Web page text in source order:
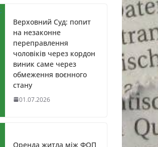
Верховний Суд: попит
на незаконне
переправлення
чоловіків через кордон
виник саме через
обмеження воєнного
стану
01.07.2026
Оренда житла між ФОП